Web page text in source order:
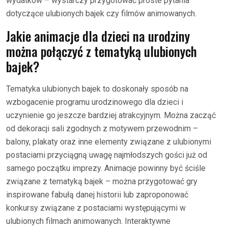
dotyczące ulubionych bajek czy filmów animowanych.
Jakie animacje dla dzieci na urodziny
można połączyć z tematyką ulubionych
bajek?
Tematyka ulubionych bajek to doskonały sposób na
wzbogacenie programu urodzinowego dla dzieci i
uczynienie go jeszcze bardziej atrakcyjnym. Można zacząć
od dekoracji sali zgodnych z motywem przewodnim –
balony, plakaty oraz inne elementy związane z ulubionymi
postaciami przyciągną uwagę najmłodszych gości już od
samego początku imprezy. Animacje powinny być ściśle
związane z tematyką bajek – można przygotować gry
inspirowane fabułą danej historii lub zaproponować
konkursy związane z postaciami występującymi w
ulubionych filmach animowanych. Interaktywne